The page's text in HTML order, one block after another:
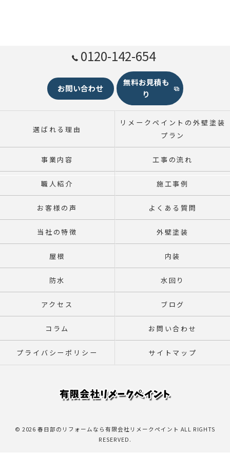
0120-142-654
お問い合わせ
無料お見積も
り
選ばれる理由
リメークペイントの外壁塗装
プラン
事業内容 工事の流れ
職人紹介 施工事例
お客様の声 よくある質問
当社の特徴 外壁塗装
屋根 内装
防水 水回り
アクセス ブログ
コラム お問い合わせ
プライバシーポリシー サイトマップ
© 2026 春日部のリフォームなら有限会社リメークペイント ALL RIGHTS
RESERVED.